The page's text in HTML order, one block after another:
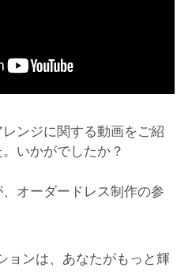
ンジに関する動画をご紹
いかがでしたか？
オーダードレス制作の参
ョンは、あなたがもっと輝